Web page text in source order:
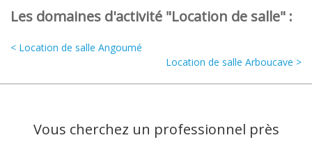
Les domaines d'activité "Location de salle" :
< Location de salle Angoumé
Location de salle Arboucave >
Vous cherchez un professionnel près